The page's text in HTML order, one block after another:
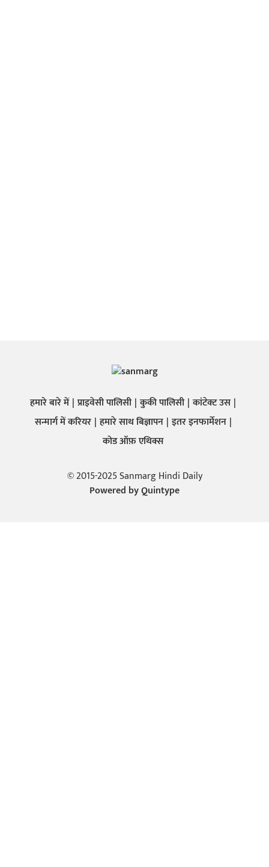
हमारे बारे में प्राइवेसी पालिसी कुकी पालिसी कांटेक्ट उस
सन्मार्ग में करियर हमारे साथ बिज्ञापन इतर इनफार्मेशन
कोड ऑफ़ एथिक्स
© 2015-2025 Sanmarg Hindi Daily
Powered byQuintype